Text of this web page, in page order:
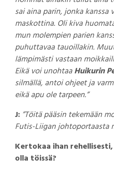
sai aina parin, jonka
maskottina. Oli kiva
mun molempien parien
puhuttavaa tauoillakin.
lämpimästi vastaan
Eikä voi unohtaaHuikurin
silmällä, antoi ohjeet ja
eikä apu ole tarpeen.”
J: ”Töitä pääsin tekemään
Futis-Liigan johtoportaasta
Kertokaa ihan
olla töissä?